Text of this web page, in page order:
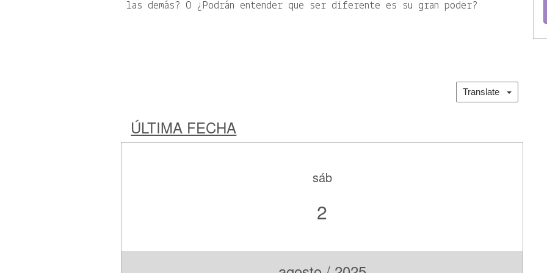
las demás? O ¿Podrán entender que ser diferente es su gran poder?
Translate
ÚLTIMA FECHA
sáb
2